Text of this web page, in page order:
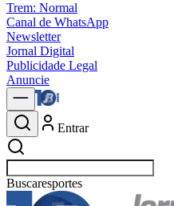
Trem: Normal
Canal de WhatsApp
Newsletter
Jornal Digital
Publicidade Legal
Anuncie
Entrar
Buscarpolítica